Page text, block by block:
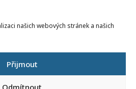
našich webových stránek a našich
Přijmout
Odmítnout
Národní pedagogický institut ČR
Senovážné náměstí 25
110 00 Praha 1